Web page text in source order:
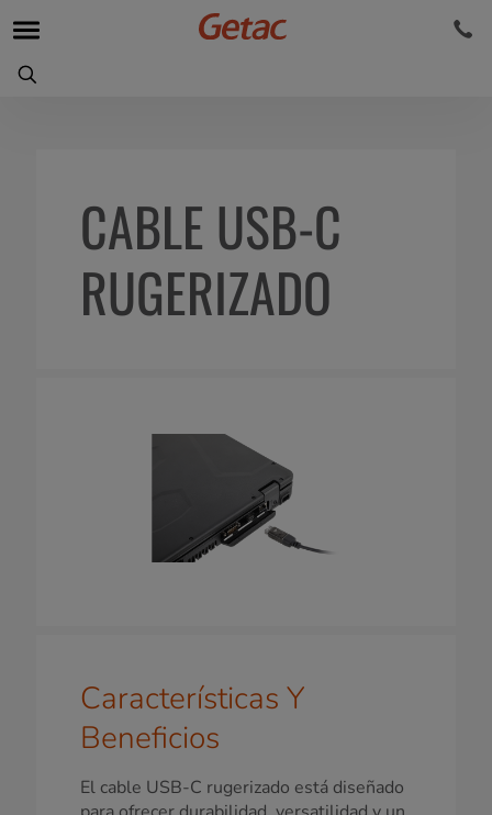
CABLE USB-C
RUGERIZADO
Características Y
Beneficios
El cable USB-C rugerizado está diseñado